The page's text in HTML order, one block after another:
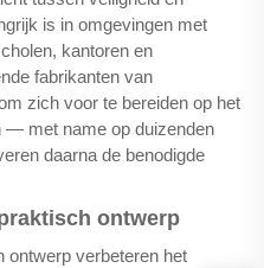
is in omgevingen met
kantoren en
fabrikanten van
zich voor te bereiden op het
— met name op duizenden
daarna de benodigde
ontwerp
ontwerp verbeteren het